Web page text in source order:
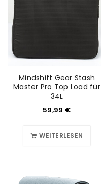
Mindshift Gear Stash
Master Pro Top Load für
34L
59,99 €
WEITERLESEN